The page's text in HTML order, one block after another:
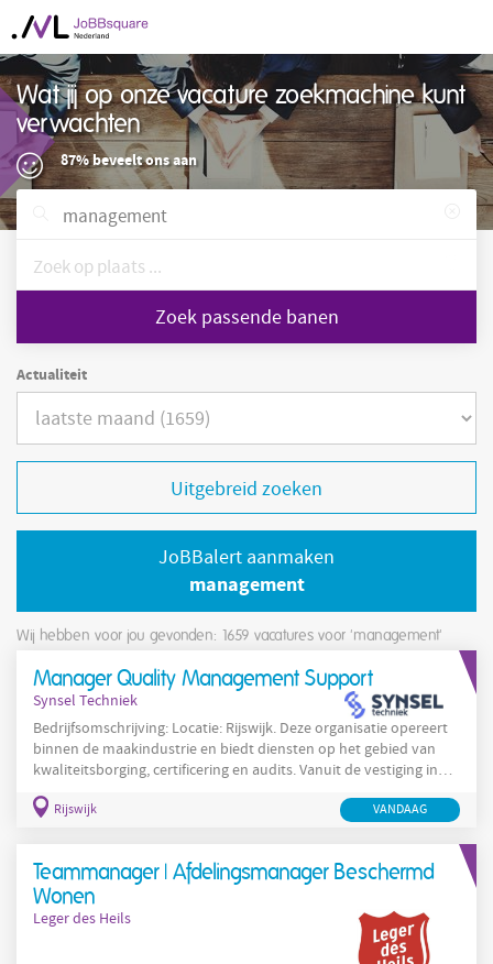
Wat jij op onze vacature zoekmachine kunt
verwachten
87% beveelt ons aan
Zoek passende banen
Actualiteit
Uitgebreid zoeken
JoBBalert aanmaken
management
Wij hebben voor jou gevonden: 1659 vacatures voor 'management'
Manager Quality Management Support
Synsel Techniek
Bedrijfsomschrijving: Locatie: Rijswijk. Deze organisatie opereert
binnen de maakindustrie en biedt diensten op het gebied van
kwaliteitsborging, certificering en audits. Vanuit de vestiging in
Rijswijk ondersteunt deze organisatie klanten bij het
onderhouden van kwaliteitsmanagementsystemen en het
processen te analyseren, kwaliteitsdocumentatie op te
Rijswijk VANDAAG
Teammanager | Afdelingsmanager Beschermd
Wonen
Leger des Heils